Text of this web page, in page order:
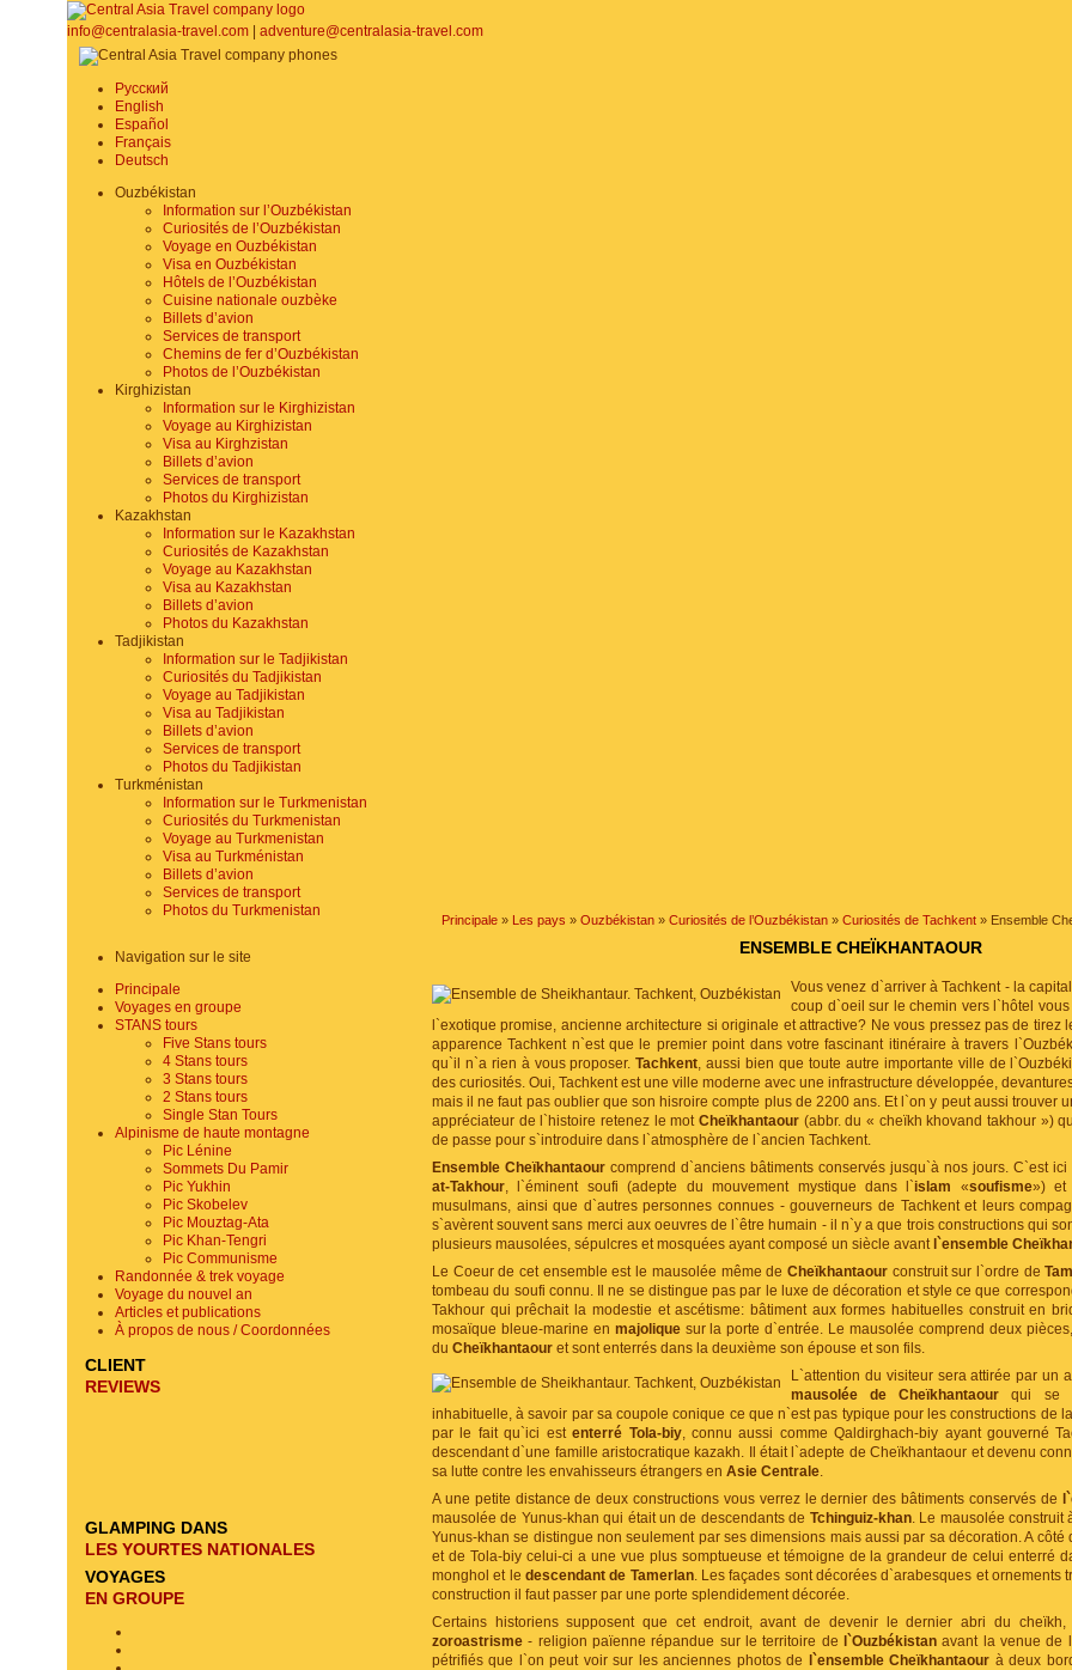
info@centralasia-travel.com adventure@centralasia-travel.com
Русский
English
Español
Français
Deutsch
Ouzbékistan
Information sur l’Ouzbékistan
Curiosités de l’Ouzbékistan
Voyage en Ouzbékistan
Visa en Ouzbékistan
Hôtels de l’Ouzbékistan
Cuisine nationale ouzbèke
Billets d’avion
Services de transport
Chemins de fer d’Ouzbékistan
Photos de l’Ouzbékistan
Kirghizistan
Information sur le Kirghizistan
Voyage au Kirghizistan
Visa au Kirghzistan
Billets d’avion
Services de transport
Photos du Kirghizistan
Kazakhstan
Information sur le Kazakhstan
Curiosités de Kazakhstan
Voyage au Kazakhstan
Visa au Kazakhstan
Billets d’avion
Photos du Kazakhstan
Tadjikistan
Information sur le Tadjikistan
Curiosités du Tadjikistan
Voyage au Tadjikistan
Visa au Tadjikistan
Billets d’avion
Services de transport
Photos du Tadjikistan
Turkménistan
Information sur le Turkmenistan
Curiosités du Turkmenistan
Voyage au Turkmenistan
Visa au Turkménistan
Billets d’avion
Services de transport
Photos du Turkmenistan
Principale » Les pays » Ouzbékistan » Curiosités de l’Ouzbékistan » Curiosités de Tachkent » Ensemble
ENSEMBLE CHEΪKHANTAOUR
Vous venez d`arriver à Tachkent - la
coup d`oeil sur le chemin vers l`hôtel
l`exotique promise, ancienne architecture si originale et attractive? Ne vous pressez pas de tirez
apparence Tachkent n`est que le premier point dans votre fascinant itinéraire à travers
qu`il n`a rien à vous proposer.Tachkent, aussi bien que toute autre importante ville de
des curiosités. Oui, Tachkent est une ville moderne avec une infrastructure développée,
mais il ne faut pas oublier que son hisroire compte plus de 2200 ans. Et l`on y peut aussi trouver
appréciateur de l`histoire retenez le mot Cheïkhantaour (abbr. du « cheïkh khovand takhour »)
de passe pour s`introduire dans l`atmosphère de l`ancien Tachkent.
Ensemble Cheïkhantaour comprend d`anciens bâtiments conservés jusqu`à nos jours. C`est
at-Takhour, l`éminent soufi (adepte du mouvement mystique dans l`islam «soufisme») et
musulmans, ainsi que d`autres personnes connues - gouverneurs de Tachkent et leurs
s`avèrent souvent sans merci aux oeuvres de l`être humain - il n`y a que trois constructions qui
plusieurs mausolées, sépulcres et mosquées ayant composé un siècle avant l`ensemble
Le Coeur de cet ensemble est le mausolée même de Cheïkhantaourconstruit sur l`ordre de
tombeau du soufi connu. Il ne se distingue pas par le luxe de décoration et style ce que
Takhour qui prêchait la modestie et ascétisme: bâtiment aux formes habituelles construit en
mosaïque bleue-marine en majoliquesur la porte d`entrée. Le mausolée comprend deux
du Cheïkhantaour et sont enterrés dans la deuxième son épouse et son fils.
L`attention du visiteur sera attirée par un
mausolée de Cheïkhantaour qui se
inhabituelle, à savoir par sa coupole conique ce que n`est pas typique pour les constructions de
par le fait qu`ici estenterré Tola-biy, connu aussi comme Qaldirghach-biy ayant gouverné
descendant d`une famille aristocratique kazakh. Il était l`adepte de Cheïkhantaour et devenu
sa lutte contre les envahisseurs étrangers en Asie Centrale.
A une petite distance de deux constructions vous verrez le dernier des bâtiments conservés de
mausolée de Yunus-khan qui était un de descendants de Tchinguiz-khan. Le mausolée construit
Yunus-khan se distingue non seulement par ses dimensions mais aussi par sa décoration. A
et de Tola-biy celui-ci a une vue plus somptueuse et témoigne de la grandeur de celui enterré
monghol et le descendant de Tamerlan. Les façades sont décorées d`arabesques et ornements
construction il faut passer par une porte splendidement décorée.
Certains historiens supposent que cet endroit, avant de devenir le dernier abri du
zoroastrisme - religion païenne répandue sur le territoire de l`Ouzbékistan avant la venue de
pétrifiés que l`on peut voir sur les anciennes photos de
l`ensemble Cheïkhantaour à deux
Navigation sur le site
Principale
Voyages en groupe
STANS tours
Five Stans tours
4 Stans tours
3 Stans tours
2 Stans tours
Single Stan Tours
Alpinisme de haute montagne
Pic Lénine
Sommets Du Pamir
Pic Yukhin
Pic Skobelev
Pic Mouztag-Ata
Pic Khan-Tengri
Pic Communisme
Randonnée & trek voyage
Voyage du nouvel an
Articles et publications
À propos de nous / Coordonnées
CLIENT
REVIEWS
GLAMPING DANS
LES YOURTES NATIONALES
VOYAGES
EN GROUPE